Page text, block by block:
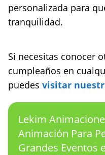
personalizada para
tranquilidad.
Si necesitas conocer
cumpleaños en
puedes visitar
Lekim
Animación Para
Grandes Eventos